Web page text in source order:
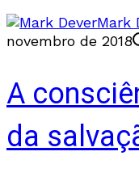
Mark
novembro de 2018
A
da